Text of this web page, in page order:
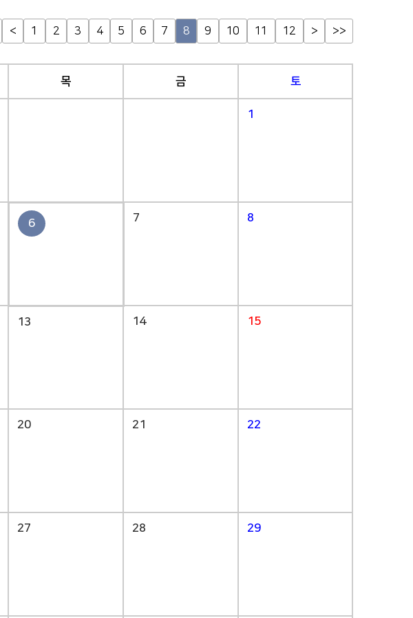
< 1 2 3 4 5 6 7 8 9 10 11 12 > >>
목 금 토
1
6 7 8
13 14 15
20 21 22
27 28 29